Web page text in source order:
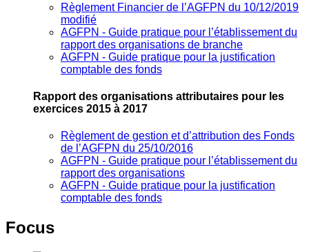
Règlement Financier de l’AGFPN du 10/12/2019
modifié
AGFPN ‐ Guide pratique pour l’établissement du
rapport des organisations de branche
AGFPN ‐ Guide pratique pour la justification
comptable des fonds
Rapport des organisations attributaires pour les
exercices 2015 à 2017
Règlement de gestion et d’attribution des Fonds
de l’AGFPN du 25/10/2016
AGFPN ‐ Guide pratique pour l’établissement du
rapport des organisations
AGFPN ‐ Guide pratique pour la justification
comptable des fonds
Focus